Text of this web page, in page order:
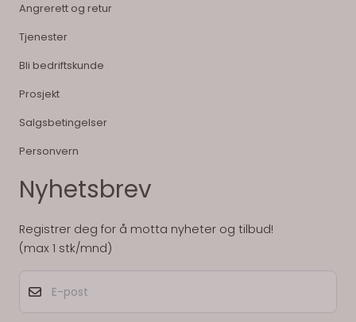
Angrerett og retur
Tjenester
Bli bedriftskunde
Prosjekt
Salgsbetingelser
Personvern
Nyhetsbrev
Registrer deg for å motta nyheter og tilbud!
(max 1 stk/mnd)